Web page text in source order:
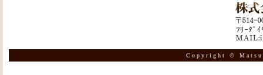
Copyright ©